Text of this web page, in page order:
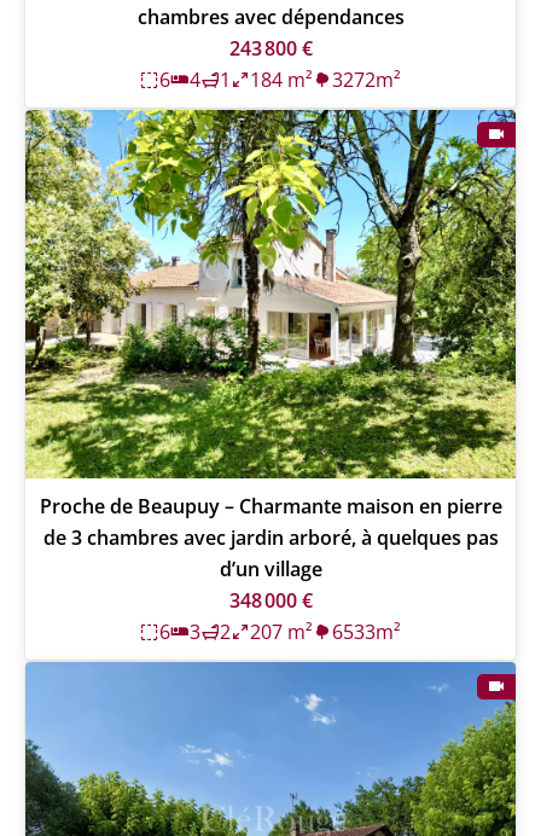
chambres avec dépendances
243 800 €
6
4 1 184 m² 3272m²
Proche de Beaupuy – Charmante maison en pierre
de 3 chambres avec jardin arboré, à quelques pas
d’un village
348 000 €
6
3 2 207 m² 6533m²